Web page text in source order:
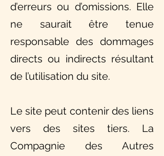
d’erreurs ou d’omissions. Elle
ne saurait être tenue
responsable des dommages
directs ou indirects résultant
de l’utilisation du site.
Le site peut contenir des liens
vers des sites tiers. La
Compagnie des Autres